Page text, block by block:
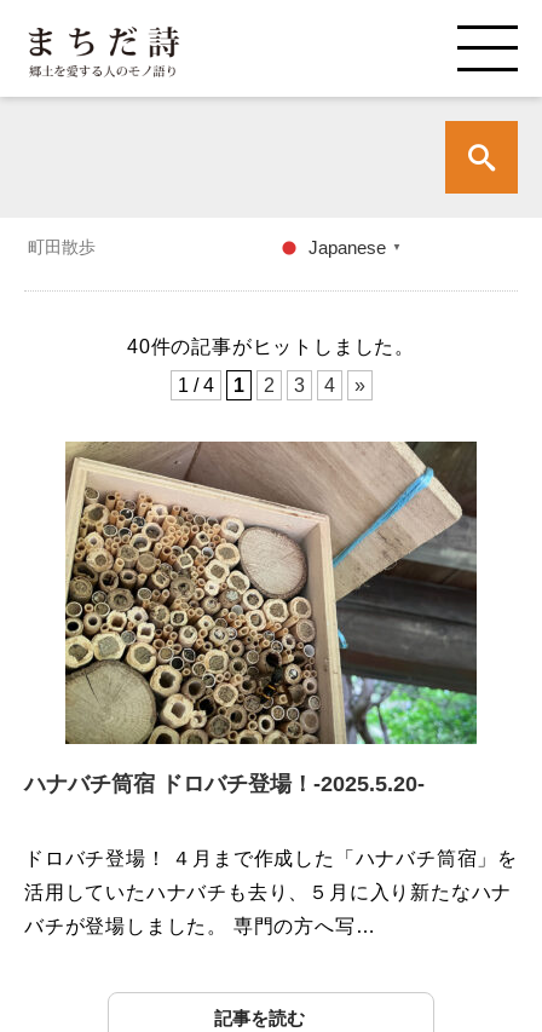
町田散歩 Japanese ▼
40件の記事がヒットしました。
1 / 4
1 2 3 4 »
ハナバチ筒宿 ドロバチ登場！-2025.5.20-
ドロバチ登場！ ４月まで作成した「ハナバチ筒宿」を
活用していたハナバチも去り、５月に入り新たなハナ
バチが登場しました。 専門の方へ写…
記事を読む